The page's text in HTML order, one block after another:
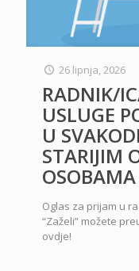
26 lipnja, 2026
RADNIK/
USLUGE
U
STARIJIM
Oglas za prijam u
“Zaželi” možete
ovdje!